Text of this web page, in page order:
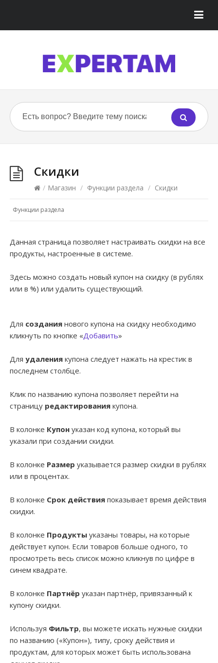
Скидки
/ Магазин / Функции раздела / Скидки
Функции раздела
Данная страница позволяет настраивать скидки на все
продукты, настроенные в системе.
Здесь можно создать новый купон на скидку (в рублях
или в %) или удалить существующий.
Для создания нового купона на скидку необходимо
кликнуть по кнопке «Добавить»
Для удаления купона следует нажать на крестик в
последнем столбце.
Клик по названию купона позволяет перейти на
страницу редактирования купона.
В колонке Купон указан код купона, который вы
указали при создании скидки.
В колонке Размер указывается размер скидки в рублях
или в процентах.
В колонке Срок действия показывает время действия
скидки.
В колонке Продукты указаны товары, на которые
действует купон. Если товаров больше одного, то
просмотреть весь список можно кликнув по цифре в
синем квадрате.
В колонке Партнёр указан партнёр, привязанный к
купону скидки.
Используя Фильтр, вы можете искать нужные скидки
по названию («Купон»), типу, сроку действия и
продуктам, для которых может быть использована